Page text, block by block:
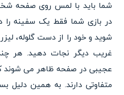
شما باید با لمس روی صفحه
در بازی شما فقط یک سفینه را
شوید و خود را از دست گلوله،
غریب دیگر نجات دهید. هر
عجیبی در صفحه ظاهر می شوند
متفاوتی دارند. به همین دلیل